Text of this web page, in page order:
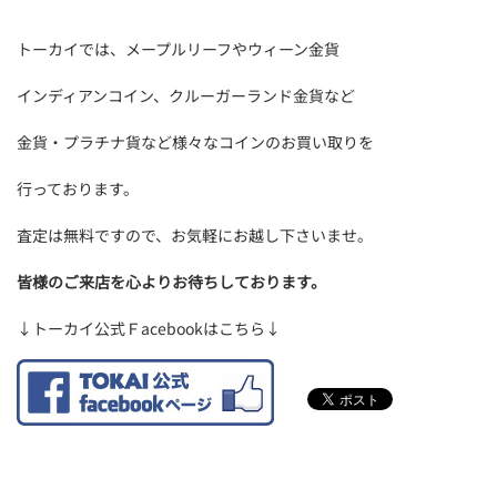
トーカイでは、メープルリーフやウィーン金貨
インディアンコイン、クルーガーランド金貨など
金貨・プラチナ貨など様々なコインのお買い取りを
行っております。
査定は無料ですので、お気軽にお越し下さいませ。
皆様のご来店を心よりお待ちしております。
↓トーカイ公式Ｆacebookはこちら↓